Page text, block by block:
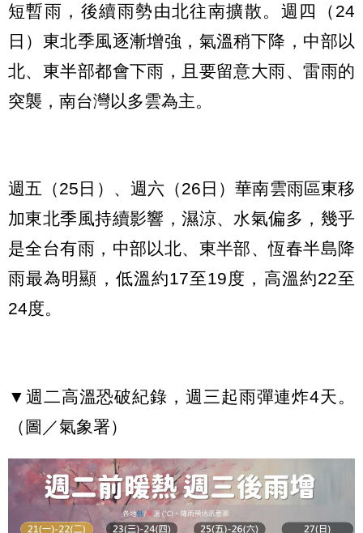
短暫雨，後續雨勢由北往南擴散。週四（24
日）東北季風逐漸增強，氣溫稍下降，中部以
北、東半部都會下雨，且要留意大雨、雷雨的
突襲，南台灣以多雲為主。
週五（25日）、週六（26日）華南雲雨區東移
加東北季風持續影響，濕涼、水氣偏多，幾乎
是全台有雨，中部以北、東半部、恆春半島降
雨最為明顯，低溫約17至19度，高溫約22至
24度。
▼週二高溫恐破紀錄，週三起雨彈連炸4天。
（圖／氣象署）